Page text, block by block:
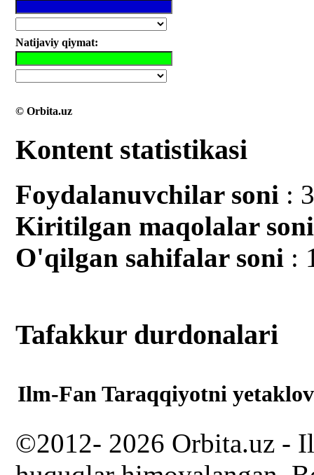
Natijaviy qiymat:
© Orbita.uz
Kontent statistikasi
Foydalanuvchilar soni :
Kiritilgan mаqolalar soni
O'qilgan sahifalar soni :
Tafakkur durdonalari
Ilm-Fan Taraqqiyotni
©2012- 2026 Orbita.uz -